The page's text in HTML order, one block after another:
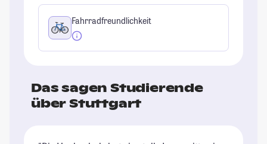
Fahrradfreundlichkeit
Das sagen Studierende
über Stuttgart